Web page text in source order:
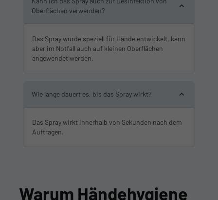
Oberflächen verwenden?
Das Spray wurde speziell für Hände entwickelt, kann
aber im Notfall auch auf kleinen Oberflächen
angewendet werden.
Wie lange dauert es, bis das Spray wirkt?
Das Spray wirkt innerhalb von Sekunden nach dem
Auftragen.
Warum Händehygiene